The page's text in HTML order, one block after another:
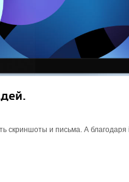
скриншоты и письма. А